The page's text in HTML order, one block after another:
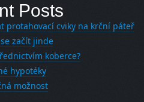
Posts
protahovací cviky na krční páteř
začít jinde
koberce?
hypotéky
možnost